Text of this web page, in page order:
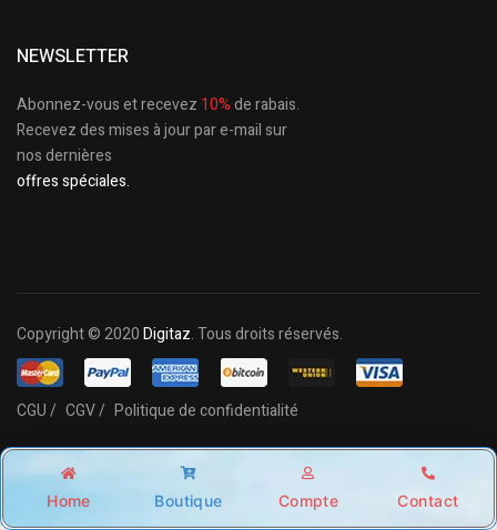
Shop Account Search Wishlist
NEWSLETTER
Abonnez-vous et recevez 10%de rabais.
Recevez des mises à jour par e-mail sur
nos dernières
offres spéciales.
Copyright © 2020Digitaz. Tous droits réservés.
CGU / CGV / Politique de confidentialité
Home Boutique Compte Contact